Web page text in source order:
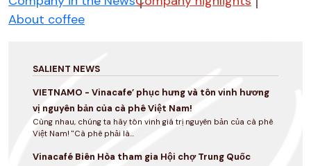
About coffee
SALIENT NEWS
VIETNAMO - Vinacafe’ phục hưng và tôn vinh hương
vị nguyên bản của cà phê Việt Nam!
Cùng nhau, chúng ta hãy tôn vinh giá trị nguyên bản của cà phê
Việt Nam! "Cà phê phải là...
Vinacafé Biên Hòa tham gia Hội chợ Trung Quốc